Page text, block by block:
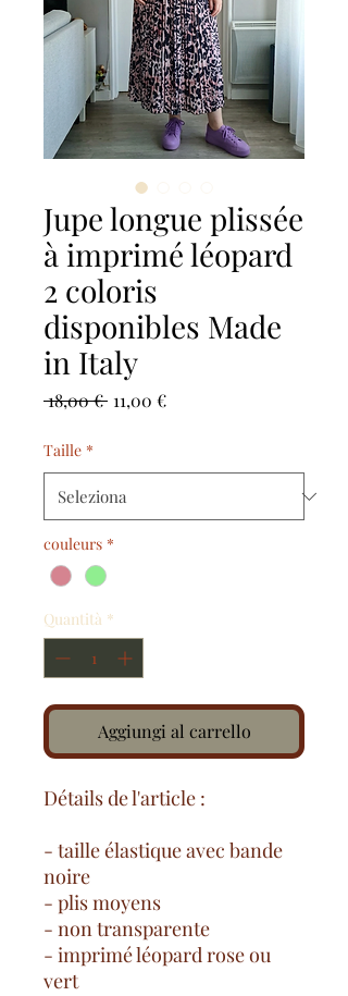
Jupe longue plissée
à imprimé léopard
2 coloris
disponibles Made
in Italy
18,00 € Prezzo
11,00 €Prezzo
Taille *
couleurs *
Quantità *
Aggiungi al carrello
Détails de l'article :
- taille élastique avec bande
noire
- plis moyens
- non transparente
- imprimé léopard rose ou
vert